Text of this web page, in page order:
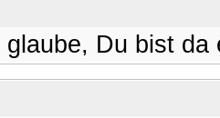
Du bist